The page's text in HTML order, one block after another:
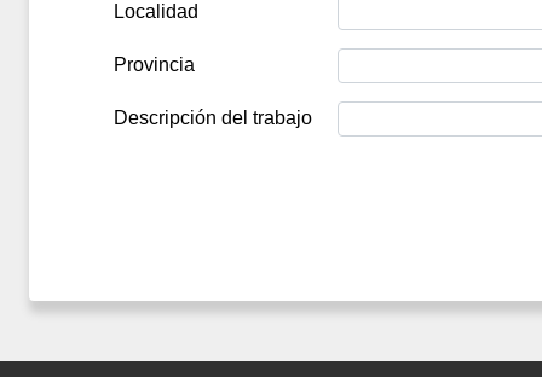
Localidad
Provincia
Descripción del trabajo